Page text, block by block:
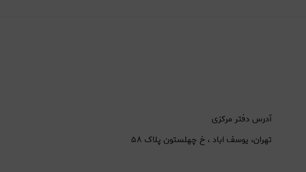
آدرس دفتر مرکزی
تهران، یوسف اباد ، خ چهلستون پلاک ۵۸